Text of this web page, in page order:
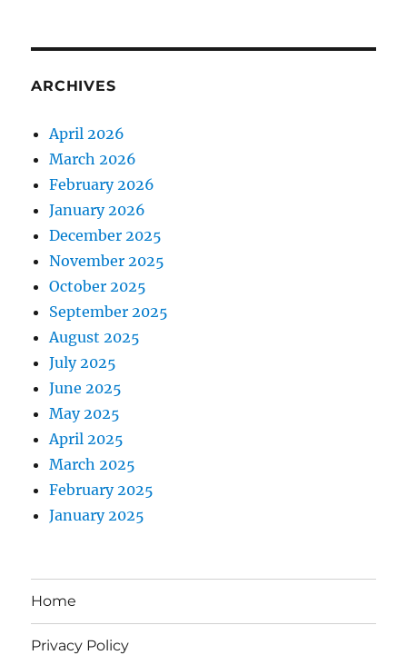
ARCHIVES
April 2026
March 2026
February 2026
January 2026
December 2025
November 2025
October 2025
September 2025
August 2025
July 2025
June 2025
May 2025
April 2025
March 2025
February 2025
January 2025
Home
Privacy Policy